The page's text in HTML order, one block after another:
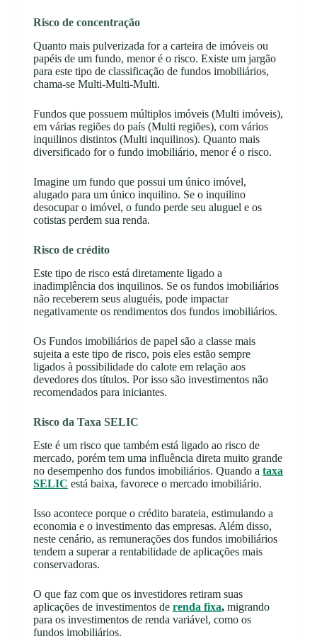
Risco de concentração
Quanto mais pulverizada for a carteira de imóveis ou
papéis de um fundo, menor é o risco. Existe um jargão
para este tipo de classificação de fundos imobiliários,
chama-se Multi-Multi-Multi.
Fundos que possuem múltiplos imóveis (Multi imóveis),
em várias regiões do país (Multi regiões), com vários
inquilinos distintos (Multi inquilinos). Quanto mais
diversificado for o fundo imobiliário, menor é o risco.
Imagine um fundo que possui um único imóvel,
alugado para um único inquilino. Se o inquilino
desocupar o imóvel, o fundo perde seu aluguel e os
cotistas perdem sua renda.
Risco de crédito
Este tipo de risco está diretamente ligado a
inadimplência dos inquilinos. Se os fundos imobiliários
não receberem seus aluguéis, pode impactar
negativamente os rendimentos dos fundos imobiliários.
Os Fundos imobiliários de papel são a classe mais
sujeita a este tipo de risco, pois eles estão sempre
ligados à possibilidade do calote em relação aos
devedores dos títulos. Por isso são investimentos não
recomendados para iniciantes.
Risco da Taxa SELIC
Este é um risco que também está ligado ao risco de
mercado, porém tem uma influência direta muito grande
no desempenho dos fundos imobiliários. Quando a taxa
SELIC está baixa, favorece o mercado imobiliário.
Isso acontece porque o crédito barateia, estimulando a
economia e o investimento das empresas. Além disso,
neste cenário, as remunerações dos fundos imobiliários
tendem a superar a rentabilidade de aplicações mais
conservadoras.
O que faz com que os investidores retiram suas
aplicações de investimentos de renda fixa, migrando
para os investimentos de renda variável, como os
fundos imobiliários.